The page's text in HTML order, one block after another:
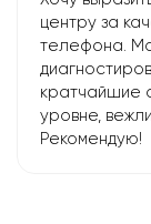
центру за
телефона.
кратчайшие
уровне,
Рекомендую!